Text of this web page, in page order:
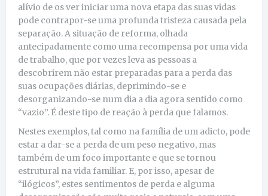
alívio de os ver iniciar uma nova etapa das suas vidas
pode contrapor-se uma profunda tristeza causada pela
separação. A situação de reforma, olhada
antecipadamente como uma recompensa por uma vida
de trabalho, que por vezes leva as pessoas a
descobrirem não estar preparadas para a perda das
suas ocupações diárias, deprimindo-se e
desorganizando-se num dia a dia agora sentido como
“vazio”. É deste tipo de reação à perda que falamos.
Nestes exemplos, tal como na família de um adicto, pode
estar a dar-se a perda de um peso negativo, mas
também de um foco importante e que se tornou
estrutural na vida familiar. E, por isso, apesar de
“ilógicos”, estes sentimentos de perda e alguma